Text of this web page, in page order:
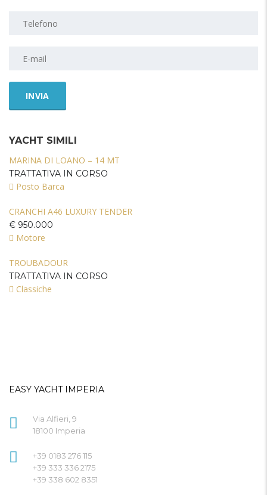
YACHT SIMILI
MARINA DI LOANO – 14 MT
TRATTATIVA IN CORSO
Posto Barca
CRANCHI A46 LUXURY TENDER
€ 950.000
Motore
TROUBADOUR
TRATTATIVA IN CORSO
Classiche
EASY YACHT IMPERIA
Via Alfieri, 9
18100 Imperia
+39 0183 276 115
+39 333 336 2175
+39 338 602 8351